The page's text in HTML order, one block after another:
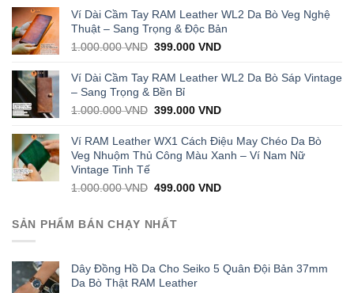
was:
1.000.000 VND.
is:
429.000 VND.
Ví Dài Cầm Tay RAM Leather WL2 Da Bò Veg Nghệ
Thuật – Sang Trọng & Độc Bản
1.000.000VND Original
was:
1.000.000 VND.
399.000VNDCurrent
is:
Ví Dài Cầm Tay RAM Leather WL2 Da Bò Sáp Vintage
– Sang Trọng & Bền Bỉ
1.000.000VND Original
was:
1.000.000 VND.
399.000VNDCurrent
is:
399.000 VND.
Ví RAM Leather WX1 Cách Điệu May Chéo Da Bò
Veg Nhuộm Thủ Công Màu Xanh – Ví Nam Nữ
Vintage Tinh Tế
1.000.000VND Original
was:
1.000.000 VND.
499.000VNDCurrent
SẢN PHẨM BÁN CHẠY NHẤT
Dây Đồng Hồ Da Cho Seiko 5 Quân Đội Bản 37mm
Da Bò Thật RAM Leather